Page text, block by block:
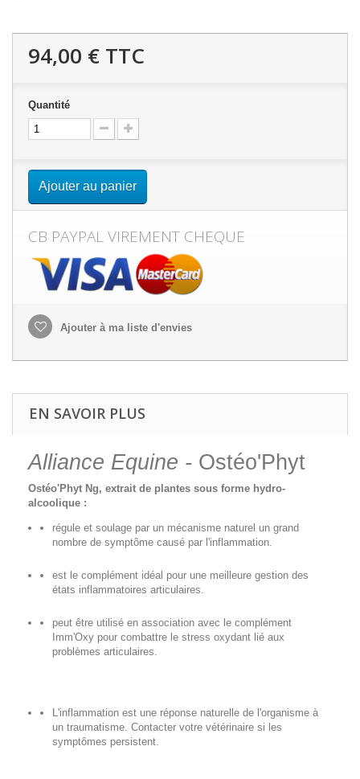
94,00 € TTC
Quantité
Ajouter au panier
CB PAYPAL VIREMENT CHEQUE
Ajouter à ma liste d'envies
EN SAVOIR PLUS
Alliance Equine - Ostéo'Phyt
Ostéo'Phyt Ng, extrait de plantes sous forme hydro-
alcoolique :
régule et soulage par un mécanisme naturel un grand
nombre de symptôme causé par l'inflammation.
est le complément idéal pour une meilleure gestion des
états inflammatoires articulaires.
peut être utilisé en association avec le complément
Imm'Oxy pour combattre le stress oxydant lié aux
problèmes articulaires.
L'inflammation est une réponse naturelle de l'organisme à
un traumatisme. Contacter votre vétérinaire si les
symptômes persistent.